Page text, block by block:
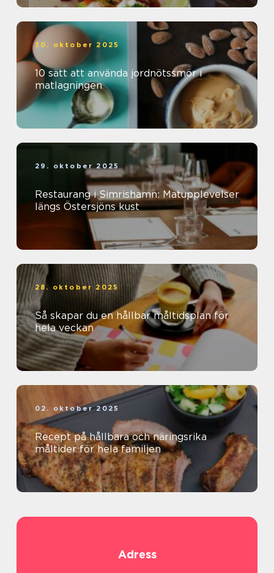
30. oktober 2025
10 sätt att använda jordnötssmör i
matlagningen
29. oktober 2025
Restaurang i Simrishamn: Matupplevelser
längs Östersjöns kust
28. oktober 2025
Så skapar du en hållbar måltidsplan för
hela veckan
02. oktober 2025
Recept på hållbara och näringsrika
måltider för hela familjen
Adress